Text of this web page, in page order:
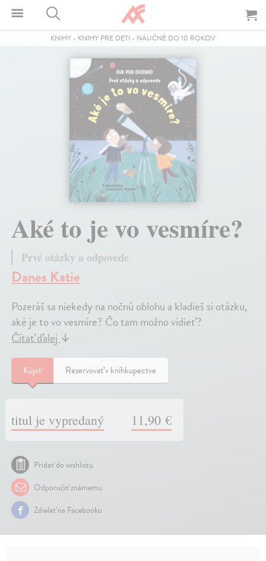
KNIHY - KNIHY PRE DETI - NÁUČNÉ DO 10 ROKOV
Aké to je vo vesmíre?
Prvé otázky a odpovede
Danes Katie
Pozeráš sa niekedy na nočnú oblohu a kladieš si otázku,
aké je to vo vesmíre? Čo tam možno vidieť?
Čítať ďalej ↓
Kúpiť Rezervovať v kníhkupectve
titul je vypredaný 11,90 €
Pridať do wishlistu
Odporučiť známemu
Zdielať na Facebooku